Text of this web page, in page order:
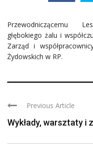
Przewodniczącemu
głębokiego żalu i
Zarząd i
Żydowskich w RP.
Previous Article
Wykłady, warsztaty i